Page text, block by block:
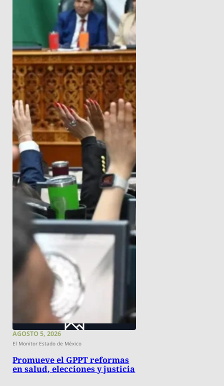
AGOSTO 5, 2026
El Monitor Estado de México
Promueve el GPPT reformas
en salud, elecciones y justicia